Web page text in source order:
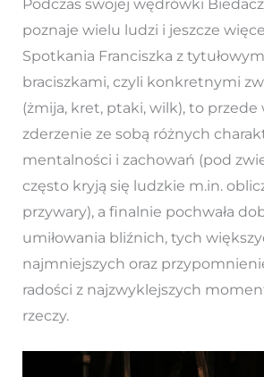
Podczas swojej wędrówki
poznaje wielu ludzi i jeszcze
Spotkania Franciszka z
braciszkami, czyli konkretnymi
(żmija, kret, ptaki, wilk), to przede
zderzenie ze sobą różnych
mentalności i zachowań (pod
często kryją się ludzkie m.in.
przywary), a finalnie pochwała
umiłowania bliźnich, tych
najmniejszych oraz
radości z najzwyklejszych
rzeczy.